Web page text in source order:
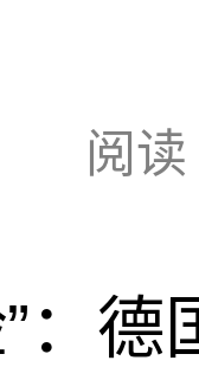
阅读
：德